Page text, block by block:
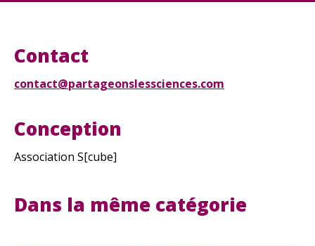
Contact
contact@partageonslessciences.com
Conception
Association S[cube]
Dans la même catégorie